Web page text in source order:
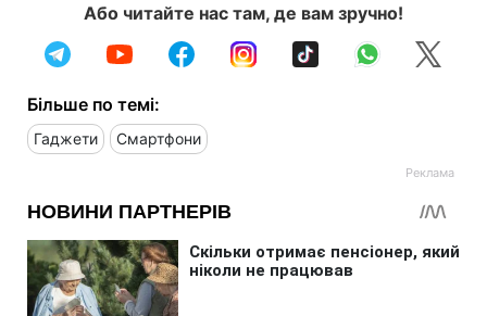
Або читайте нас там, де вам зручно!
Більше по темі:
Гаджети Смартфони